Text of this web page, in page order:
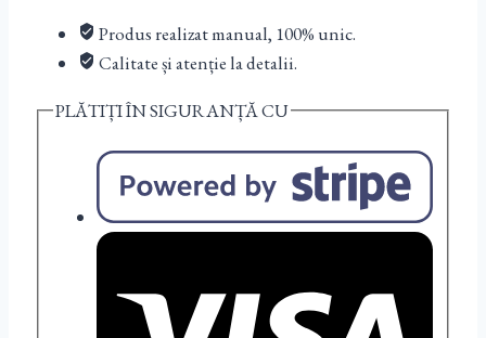
Produs realizat manual, 100% unic.
Calitate și atenție la detalii.
PLĂTIȚI ÎN SIGURANȚĂ CU